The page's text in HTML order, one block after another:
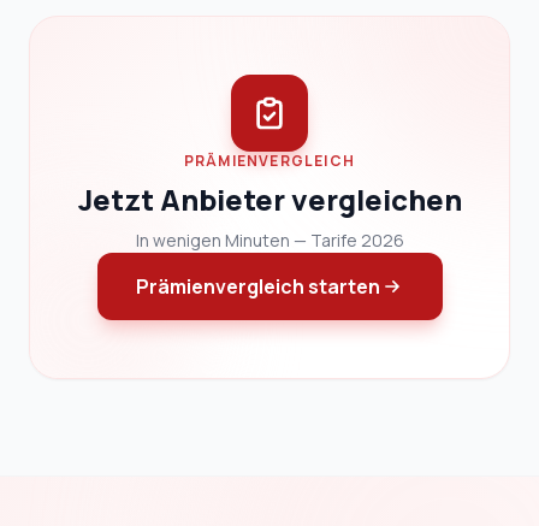
PRÄMIENVERGLEICH
Jetzt Anbieter vergleichen
In wenigen Minuten — Tarife 2026
Prämienvergleich starten